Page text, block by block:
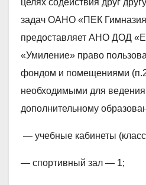
целях содействия друг
задач ОАНО «ПЕК
предоставляет АНО ДОД
«Умиление» право
фондом и помещениями
необходимыми для ведения
дополнительному
— учебные кабинеты
— спортивный зал — 1;